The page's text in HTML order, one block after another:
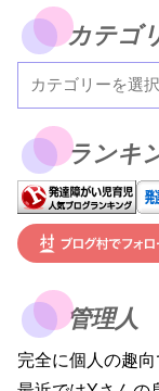
カテゴ
ランキ
管理人
完全に個人の趣向